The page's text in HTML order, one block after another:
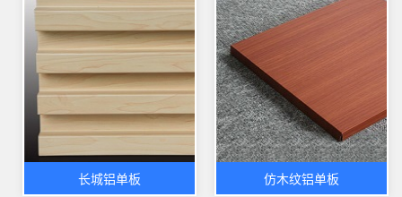
长城铝单板 仿木纹铝单板